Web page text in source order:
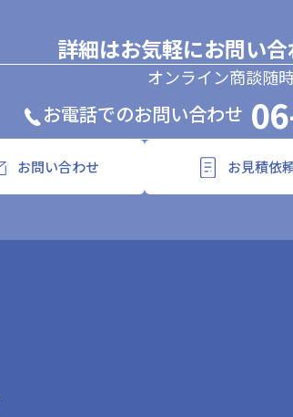
詳細はお気軽にお問い
オンライン商談随
お電話でのお問い合わせ
お問い合わせ お見積依